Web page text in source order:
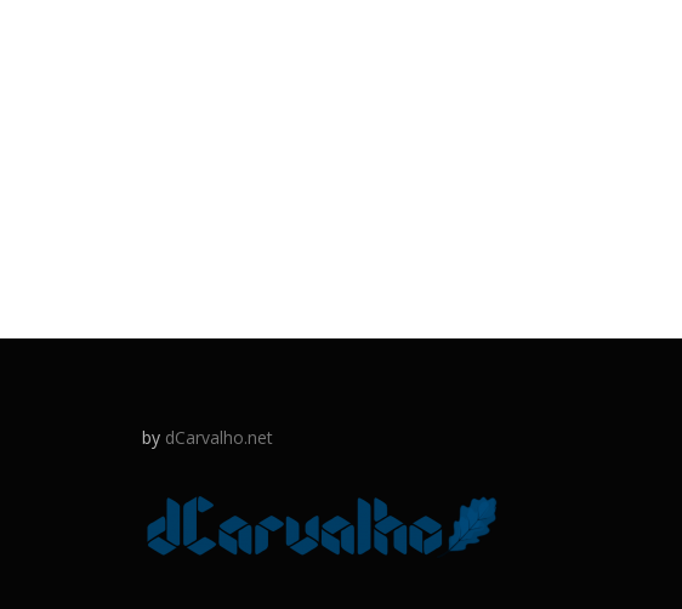
by dCarvalho.net